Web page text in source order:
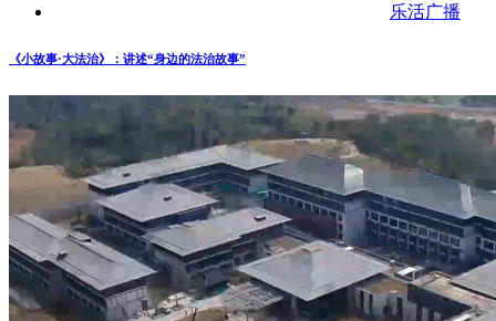
乐活广播
《小故事·大法治》：讲述“身边的法治故事”